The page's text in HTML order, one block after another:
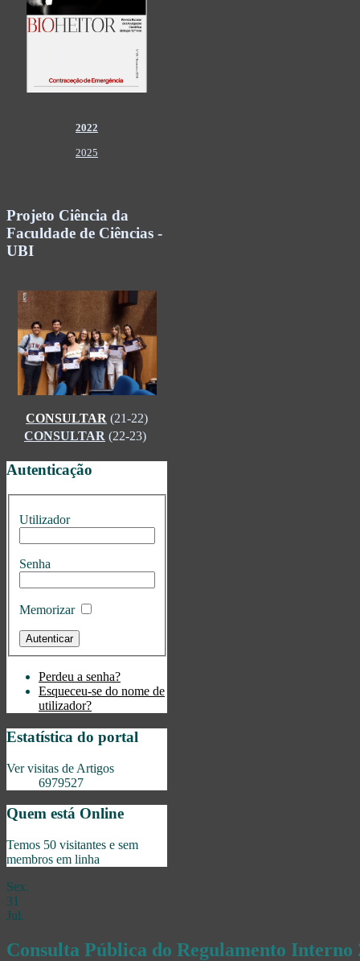
2022
2025
Projeto Ciência da
Faculdade de Ciências -
UBI
CONSULTAR (21-22)
CONSULTAR (22-23)
Autenticação
Utilizador
Senha
Memorizar
Perdeu a senha?
Esqueceu-se do nome de
utilizador?
Estatística do portal
Ver visitas de Artigos
6979527
Quem está Online
Temos 50 visitantes e sem
membros em linha
Sex.
31
Jul.
Consulta Pública do Regulamento Interno